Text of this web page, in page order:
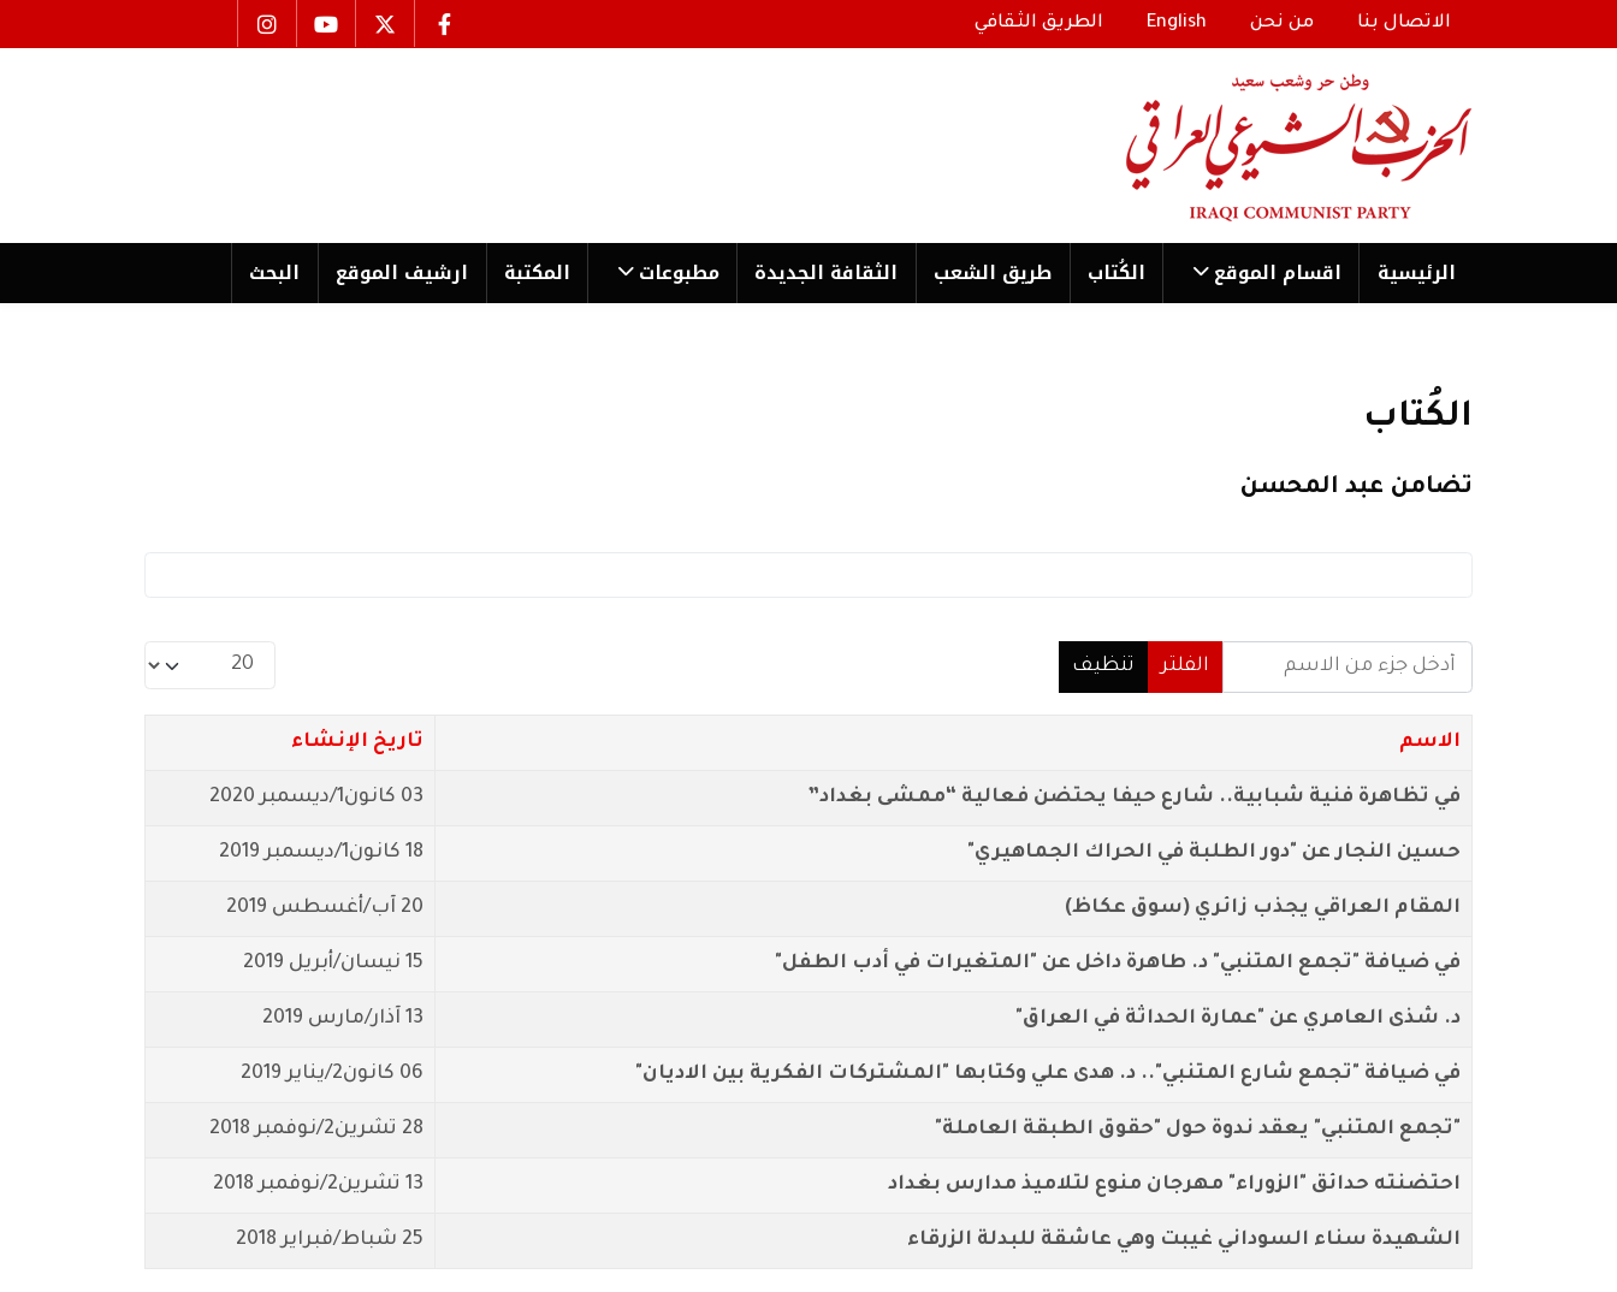
الاتصال بنا من نحن English الطريق الثقافي
الرئیسية اقسام الموقع الكُتاب طریق الشعب الثقافة الجدیدة مطبوعات المكتبة ارشیف الموقع البحث
الكُتاب
تضامن عبد المحسن
أدخل جزء من الاسم
الفلتر تنظيف
عدد الإظهارات:
الاسم تاريخ الإنشاء
في تظاهرة فنية شبابية.. شارع حيفا يحتضن فعالية “ممشى بغداد” 03 كانون1/ديسمبر 2020
حسين النجار عن "دور الطلبة في الحراك الجماهيري" 18 كانون1/ديسمبر 2019
المقام العراقي يجذب زائري (سوق عكاظ) 20 آب/أغسطس 2019
في ضيافة "تجمع المتنبي" د. طاهرة داخل عن "المتغيرات في أدب الطفل" 15 نيسان/أبريل 2019
د. شذى العامري عن "عمارة الحداثة في العراق" 13 آذار/مارس 2019
في ضيافة "تجمع شارع المتنبي".. د. هدى علي وكتابها "المشتركات الفكرية بين الاديان" 06 كانون2/يناير 2019
"تجمع المتنبي" يعقد ندوة حول "حقوق الطبقة العاملة" 28 تشرين2/نوفمبر 2018
احتضنته حدائق "الزوراء" مهرجان منوع لتلاميذ مدارس بغداد 13 تشرين2/نوفمبر 2018
الشهيدة سناء السوداني غيبت وهي عاشقة للبدلة الزرقاء 25 شباط/فبراير 2018